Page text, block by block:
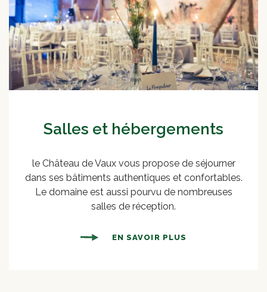
Salles et hébergements
le Château de Vaux vous propose de séjourner
dans ses bâtiments authentiques et confortables.
Le domaine est aussi pourvu de nombreuses
salles de réception.
EN SAVOIR PLUS